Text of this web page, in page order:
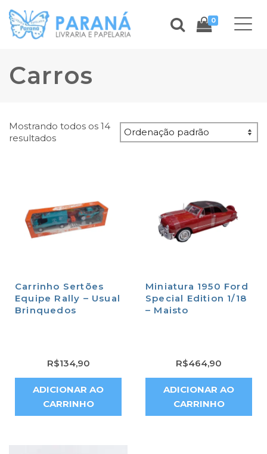
0
Carros
Mostrando todos os 14
resultados
Carrinho Sertões
Equipe Rally – Usual
Brinquedos
R$134,90
ADICIONAR AO
CARRINHO
Miniatura 1950 Ford
Special Edition 1/18
– Maisto
R$464,90
ADICIONAR AO
CARRINHO